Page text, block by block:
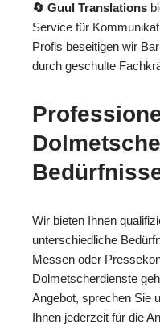
🔄 Guul Translations
Service für
Profis beseitigen wir
durch geschulte
Wir bieten Ihnen
unterschiedliche
Messen oder
Dolmetscherdienste
Angebot, sprechen Sie
Ihnen jederzeit für die